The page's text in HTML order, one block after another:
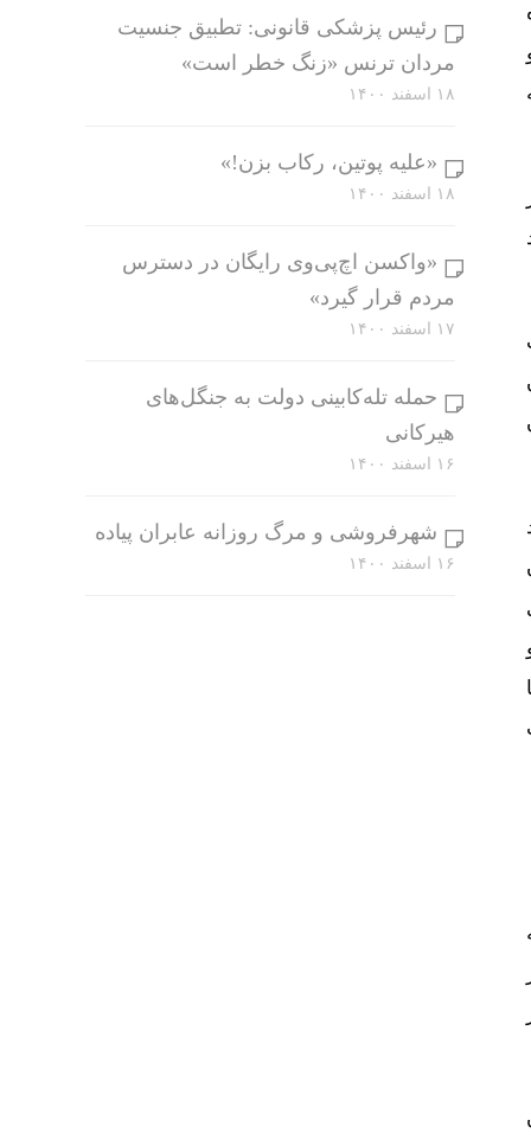
رئیس پزشکی قانونی: تطبیق جنسیت
مردان ترنس «زنگ خطر است»
۱۸ اسفند ۱۴۰۰
«علیه پوتین، رکاب بزن!»
۱۸ اسفند ۱۴۰۰
«واکسن اچ‌پی‌وی رایگان در دسترس
مردم قرار گیرد»
۱۷ اسفند ۱۴۰۰
حمله تله‌کابینی دولت به جنگل‌های
هیرکانی
۱۶ اسفند ۱۴۰۰
شهرفروشی و مرگ روزانه عابران پیاده
۱۶ اسفند ۱۴۰۰